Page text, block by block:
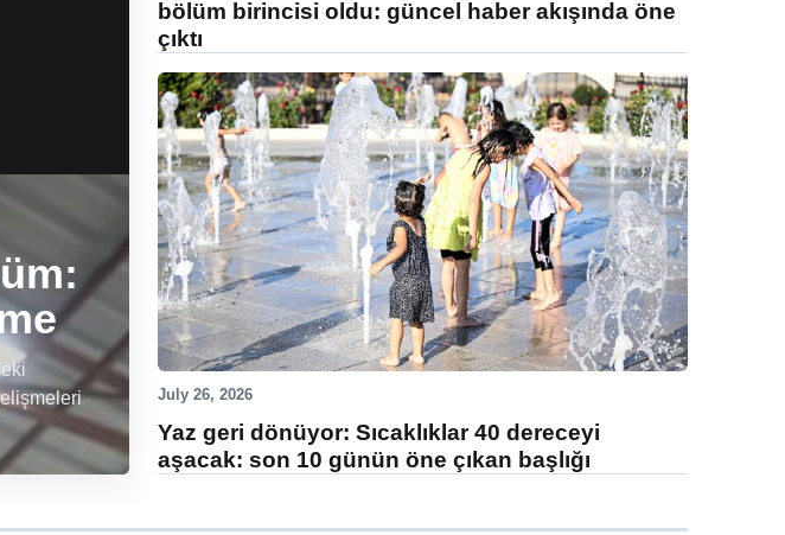
bölüm birincisi oldu: güncel haber akışında öne
çıktı
July 26, 2026
Yaz geri dönüyor: Sıcaklıklar 40 dereceyi
aşacak: son 10 günün öne çıkan başlığı